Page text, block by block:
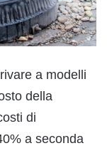
a modelli
della
di
a seconda